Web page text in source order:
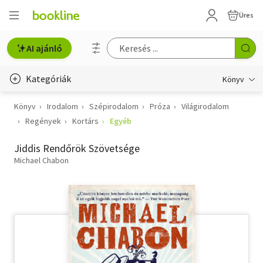
Üres
AI ajánló
Kategóriák Könyv
Életmód, egészség
Gyermek- és ifjúsági
Hobbi, szabadidő
Könyv Irodalom Szépirodalom Próza
Világirodalom
Regények
Kortárs Egyéb
Jiddis Rendőrök Szövetsége
Michael Chabon